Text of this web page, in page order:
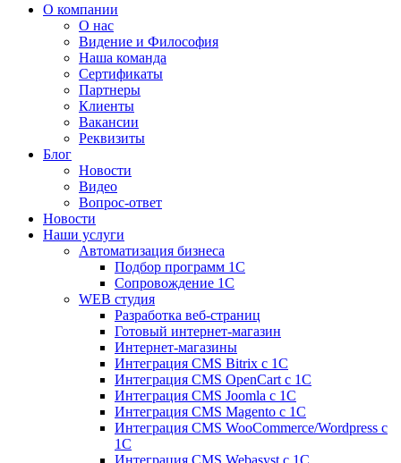
О компании
О нас
Видение и Философия
Наша команда
Сертификаты
Партнеры
Клиенты
Вакансии
Реквизиты
Блог
Новости
Видео
Вопрос-ответ
Новости
Наши услуги
Автоматизация бизнеса
Подбор программ 1С
Сопровождение 1С
WEB студия
Разработка веб-страниц
Готовый интернет-магазин
Интернет-магазины
Интеграция CMS Bitrix с 1С
Интеграция CMS OpenCart с 1С
Интеграция CMS Joomla с 1С
Интеграция CMS Magento с 1С
Интеграция CMS WooCommerce/Wordpress с
1С
Интеграция CMS Webasyst с 1С